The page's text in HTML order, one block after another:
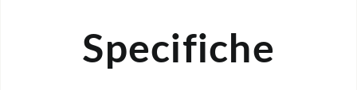
Specifiche